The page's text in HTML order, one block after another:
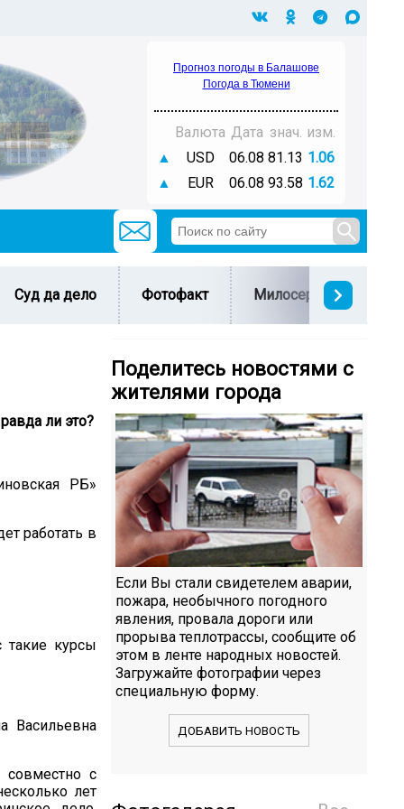
Прогноз погоды в Балашове
Погода в Тюмени
Валюта Дата знач. изм.
▲
USD 06.08 81.13 1.06
▲
EUR 06.08 93.58 1.62
Суд да дело Фотофакт Милосердие
ли это?
РБ»
работать в
курсы
Васильевна
совместно с
лет
Поделитесь новостями с
жителями города
Если Вы стали свидетелем аварии,
пожара, необычного погодного
явления, провала дороги или
прорыва теплотрассы, сообщите об
этом в ленте народных новостей.
Загружайте фотографии через
специальную форму.
ДОБАВИТЬ НОВОСТЬ